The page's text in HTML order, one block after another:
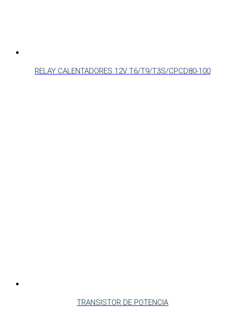
RELAY CALENTADORES 12V T6/T9/T3S/CPCD80-100
TRANSISTOR DE POTENCIA